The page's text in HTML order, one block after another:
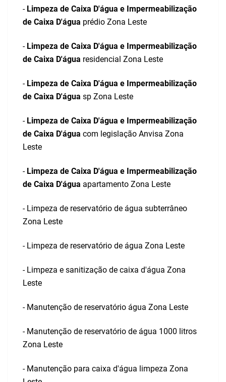
- Limpeza de Caixa D'água e Impermeabilização
de Caixa D'água prédio Zona Leste
- Limpeza de Caixa D'água e Impermeabilização
de Caixa D'água residencial Zona Leste
- Limpeza de Caixa D'água e Impermeabilização
de Caixa D'água sp Zona Leste
- Limpeza de Caixa D'água e Impermeabilização
de Caixa D'água com legislação Anvisa Zona
Leste
- Limpeza de Caixa D'água e Impermeabilização
de Caixa D'água apartamento Zona Leste
- Limpeza de reservatório de água subterrâneo
Zona Leste
- Limpeza de reservatório de água Zona Leste
- Limpeza e sanitização de caixa d'água Zona
Leste
- Manutenção de reservatório água Zona Leste
- Manutenção de reservatório de água 1000 litros
Zona Leste
- Manutenção para caixa d'água limpeza Zona